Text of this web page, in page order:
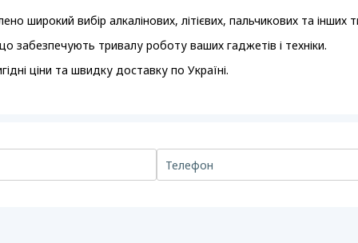
широкий вибір алкалінових, літієвих, пальчикових та інших
забезпечують тривалу роботу ваших гаджетів і техніки.
ціни та швидку доставку по Україні.